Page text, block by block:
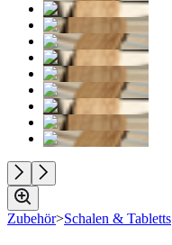
Zubehör>Schalen & Tabletts